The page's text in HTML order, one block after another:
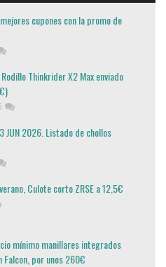
cupones con la promo de
Thinkrider X2 Max enviado
JUN 2026. Listado de chollos
Culote corto ZRSE a 12,5€
mínimo manillares integrados
Falcon, por unos 260€